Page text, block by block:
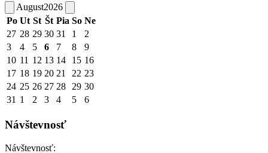
August2026
Po Ut St Št Pia So Ne
27 28 29 30 31 1
2
3
4 5 6 7 8
9
10 11 12 13 14 15 16
17 18 19 20 21 22 23
24 25 26 27 28 29 30
31 1 2 3 4 5 6
Návštevnosť
Návštevnosť: